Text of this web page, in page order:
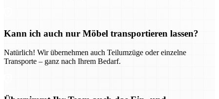
Kann ich auch nur Möbel transportieren lassen?
Natürlich! Wir übernehmen auch Teilumzüge oder einzelne
Transporte – ganz nach Ihrem Bedarf.